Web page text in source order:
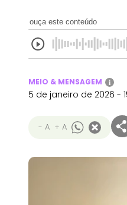
ouça este conteúdo
MEIO & MENSAGEM i
5 de janeiro de 2026 -
- A + A